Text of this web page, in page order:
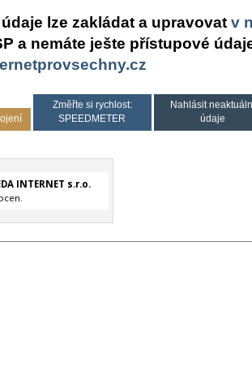
lze zakládat a upravovat v
a nemáte ješte přístupové
Změřte si rychlost:
SPEEDMETER
Nahlásit
údaje
INTERNET s.r.o.